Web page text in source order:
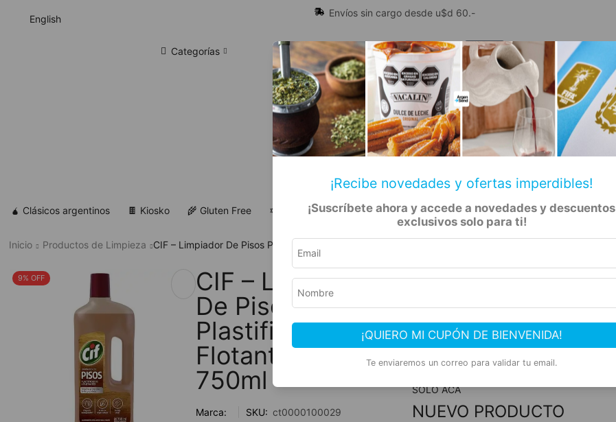
¡Recibe novedades y ofertas imperdibles!
¡Suscríbete ahora y accede a novedades y descuentos
exclusivos solo para ti!
¡QUIERO MI CUPÓN DE BIENVENIDA!
Te enviaremos un correo para validar tu email.
English
Envíos sin cargo desde u$d 60.-
Categorías 🔥 Alfajores y Golosinas
🧉 Clásicos argentinos 🍫 Kiosko 🌾 Gluten Free ✡ Koshers 📚 Libros 🏷️ Todas las categorías
Inicio Productos de Limpieza CIF – Limpiador De Pisos Plastificados Y Flotantes 750ml
9% OFF
CIF – Limpiador
De Pisos
Plastificados Y
Flotantes
750ml
Marca: SKU: ct0000100029
Compra segura
Experiencia de compra garantizada
SOLO ACÁ
NUEVO PRODUCTO